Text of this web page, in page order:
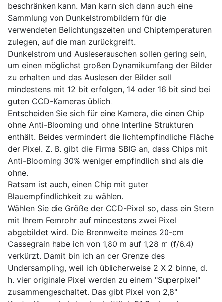
beschränken kann. Man kann sich dann auch eine
Sammlung von Dunkelstrombildern für die
verwendeten Belichtungszeiten und Chiptemperaturen
zulegen, auf die man zurückgreift.
Dunkelstrom und Ausleserauschen sollen gering sein,
um einen möglichst großen Dynamikumfang der Bilder
zu erhalten und das Auslesen der Bilder soll
mindestens mit 12 bit erfolgen, 14 oder 16 bit sind bei
guten CCD-Kameras üblich.
Entscheiden Sie sich für eine Kamera, die einen Chip
ohne Anti-Blooming und ohne Interline Strukturen
enthält. Beides vermindert die lichtempfindliche Fläche
der Pixel. Z. B. gibt die Firma SBIG an, dass Chips mit
Anti-Blooming 30% weniger empfindlich sind als die
ohne.
Ratsam ist auch, einen Chip mit guter
Blauempfindlichkeit zu wählen.
Wählen Sie die Größe der CCD-Pixel so, dass ein Stern
mit Ihrem Fernrohr auf mindestens zwei Pixel
abgebildet wird. Die Brennweite meines 20-cm
Cassegrain habe ich von 1,80 m auf 1,28 m (f/6.4)
verkürzt. Damit bin ich an der Grenze des
Undersampling, weil ich üblicherweise 2 X 2 binne, d.
h. vier originale Pixel werden zu einem "Superpixel"
zusammengeschaltet. Das gibt Pixel von 2,8"